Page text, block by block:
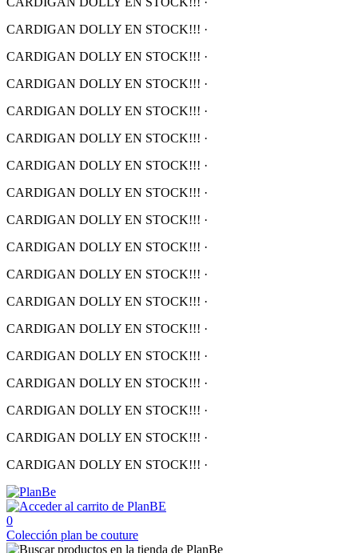
CARDIGAN DOLLY EN STOCK!!! ·
CARDIGAN DOLLY EN STOCK!!! ·
CARDIGAN DOLLY EN STOCK!!! ·
CARDIGAN DOLLY EN STOCK!!! ·
CARDIGAN DOLLY EN STOCK!!! ·
CARDIGAN DOLLY EN STOCK!!! ·
CARDIGAN DOLLY EN STOCK!!! ·
CARDIGAN DOLLY EN STOCK!!! ·
CARDIGAN DOLLY EN STOCK!!! ·
CARDIGAN DOLLY EN STOCK!!! ·
CARDIGAN DOLLY EN STOCK!!! ·
CARDIGAN DOLLY EN STOCK!!! ·
CARDIGAN DOLLY EN STOCK!!! ·
CARDIGAN DOLLY EN STOCK!!! ·
CARDIGAN DOLLY EN STOCK!!! ·
CARDIGAN DOLLY EN STOCK!!! ·
CARDIGAN DOLLY EN STOCK!!! ·
0
Colección plan be couture